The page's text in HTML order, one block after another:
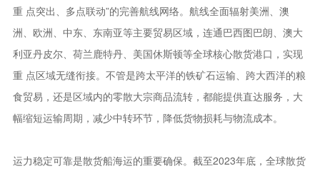
重 点突出、多点联动”的完善航线网络。航线全面辐射美洲、澳
洲、欧洲、中东、东南亚等主要贸易区域，连通巴西图巴朗、澳大
利亚丹皮尔、荷兰鹿特丹、美国休斯顿等全球核心散货港口，实现
重 点区域无缝衔接。不管是跨太平洋的铁矿石运输、跨大西洋的粮
食贸易，还是区域内的零散大宗商品流转，都能提供直达服务，大
幅缩短运输周期，减少中转环节，降低货物损耗与物流成本。
运力稳定可靠是散货船海运的重要确保。截至2023年底，全球散货